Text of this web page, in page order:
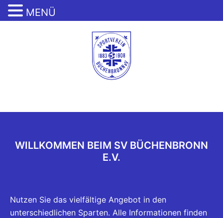
Abteilung TuS
WILLKOMMEN BEIM SV BÜCHENBRONN
E.V.
Nutzen Sie das vielfältige Angebot in den
unterschiedlichen Sparten. Alle Informationen finden
MENÜ